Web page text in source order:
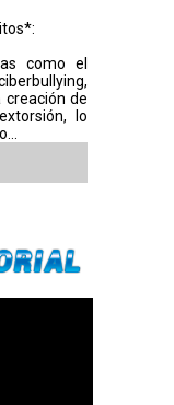
como el
creación de
lo